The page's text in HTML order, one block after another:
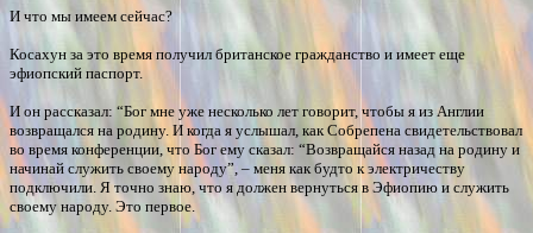
И что мы имеем сейчас?
Косахун за это время получил британское гражданство и имеет еще
эфиопский паспорт.
И он рассказал: “Бог мне уже несколько лет говорит, чтобы я из Англии
возвращался на родину. И когда я услышал, как Собрепена свидетельствовал
во время конференции, что Бог ему сказал: “Возвращайся назад на родину и
начинай служить своему народу”, – меня как будто к электричеству
подключили. Я точно знаю, что я должен вернуться в Эфиопию и служить
своему народу. Это первое.